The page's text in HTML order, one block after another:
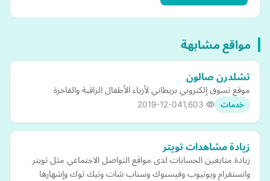
مواقع مشابهة
تشلدرن صالون
موقع تسوق إلكتروني بريطاني لأزياء الأطفال الراقية والفاخرة
خدمات 2019-12-04
زيادة مشاهدات تويتر
زيادة متابعين الحسابات لدى مواقع التواصل الاجتماعي مثل تويتر
وانستقرام ويوتيوب وفيسبوك وسناب شات وتيك توك وإشهارها